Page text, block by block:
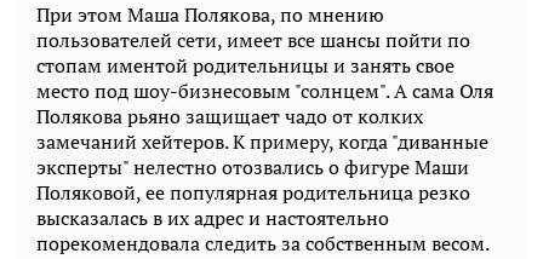
При этом Маша Полякова, по мнению
пользователей сети, имеет все шансы пойти по
стопам иментой родительницы и занять свое
место под шоу-бизнесовым "солнцем". А сама Оля
Полякова рьяно защищает чадо от колких
замечаний хейтеров. К примеру, когда "диванные
эксперты" нелестно отозвались о фигуре Маши
Поляковой, ее популярная родительница резко
высказалась в их адрес и настоятельно
порекомендовала следить за собственным весом.